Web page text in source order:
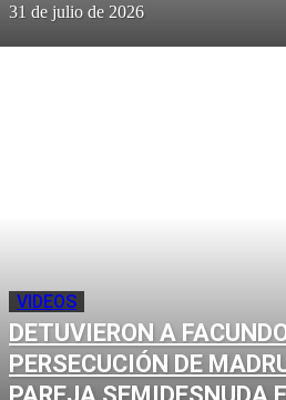
31 de julio de 2026
VIDEOS
DETUVIERON A
PERSECUCIÓN DE